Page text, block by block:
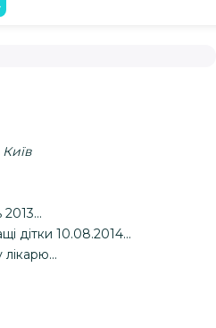
Київ
дітки 10.08.2014...